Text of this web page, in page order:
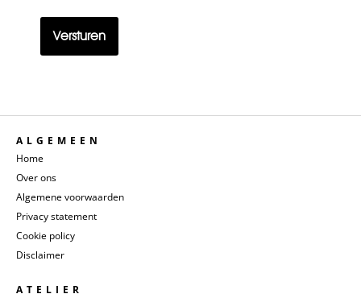
ALGEMEEN
Home
Over ons
Algemene voorwaarden
Privacy statement
Cookie policy
Disclaimer
ATELIER